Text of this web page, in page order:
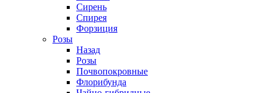
Сирень
Спирея
Форзиция
Розы
Назад
Розы
Почвопокровные
Флорибунда